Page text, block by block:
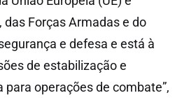
Forças Armadas e do
e defesa e está à
de estabilização e
operações de combate”,